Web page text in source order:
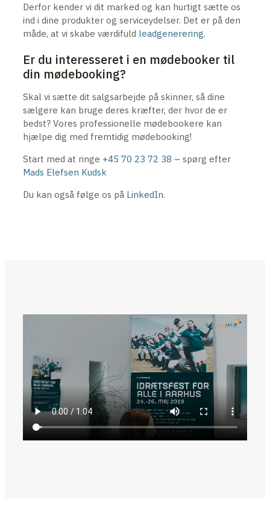
Derfor kender vi dit marked og kan hurtigt sætte os
ind i dine produkter og serviceydelser. Det er på den
måde, at vi skabe værdifuld leadgenerering.
Er du interesseret i en mødebooker til
din mødebooking?
Skal vi sætte dit salgsarbejde på skinner, så dine
sælgere kan bruge deres kræfter, der hvor de er
bedst? Vores professionelle mødebookere kan
hjælpe dig med fremtidig mødebooking!
Start med at ringe +45 70 23 72 38 – spørg efter
Mads Elefsen Kudsk
Du kan også følge os på LinkedIn.